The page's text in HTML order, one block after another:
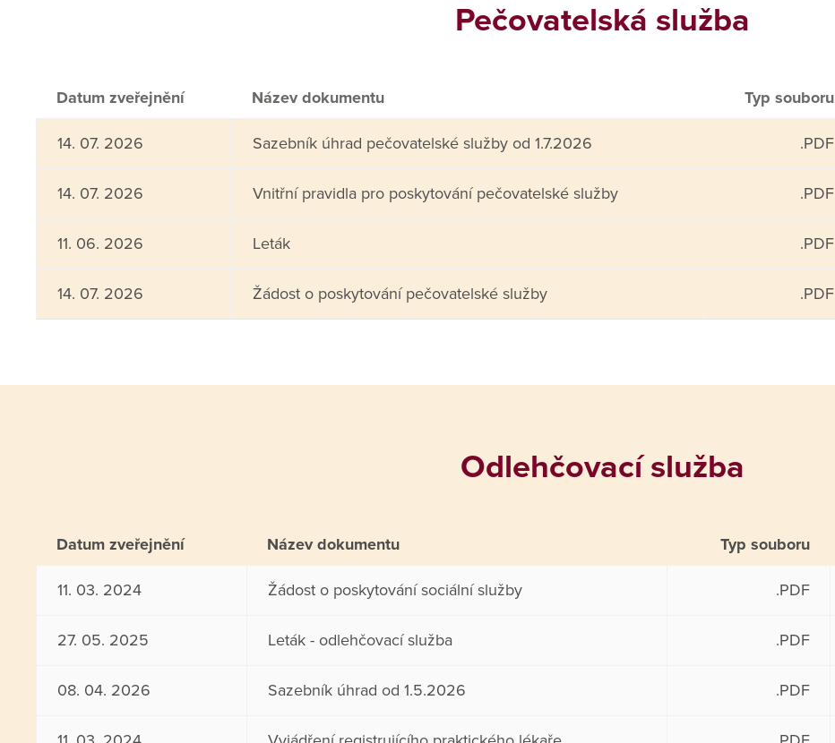
Pečovatelská služba
Datum zveřejnění Název dokumentu Typ souboru
14. 07. 2026 Sazebník úhrad pečovatelské služby od 1.7.2026 .PDF
14. 07. 2026 Vnitřní pravidla pro poskytování pečovatelské služby .PDF
11. 06. 2026 Leták .PDF
14. 07. 2026 Žádost o poskytování pečovatelské služby .PDF
Odlehčovací služba
Datum zveřejnění Název dokumentu Typ souboru
11. 03. 2024 Žádost o poskytování sociální služby .PDF
27. 05. 2025 Leták - odlehčovací služba .PDF
08. 04. 2026 Sazebník úhrad od 1.5.2026 .PDF